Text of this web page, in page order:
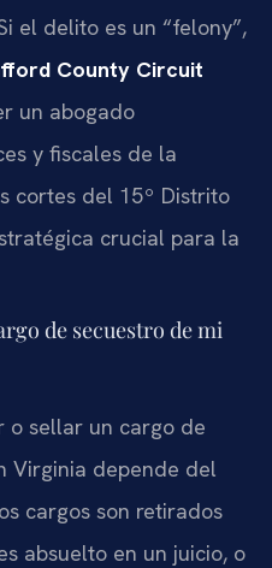
el delito es un “felony”,
County Circuit
un abogado
y fiscales de la
cortes del 15º Distrito
crucial para la
de secuestro de mi
o sellar un cargo de
Virginia depende del
cargos son retirados
absuelto en un juicio, o